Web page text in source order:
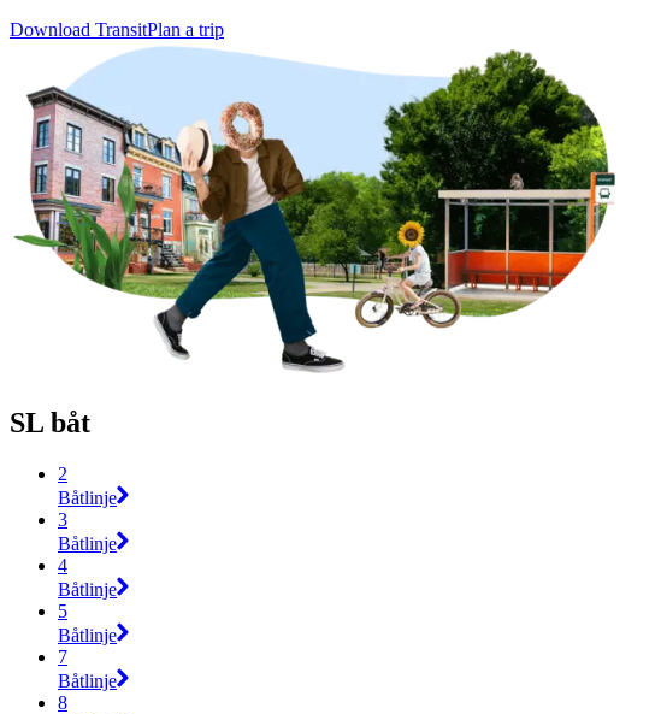
Download TransitPlan a trip
SL båt
2
Båtlinje
3
Båtlinje
4
Båtlinje
5
Båtlinje
7
Båtlinje
8